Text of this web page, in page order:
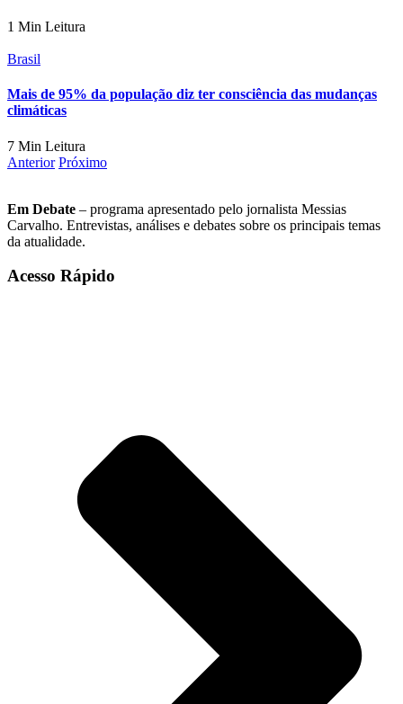
1 Min Leitura
Brasil
Mais de 95% da população diz ter consciência das mudanças
climáticas
7 Min Leitura
Anterior Próximo
Em Debate – programa apresentado pelo jornalista Messias
Carvalho. Entrevistas, análises e debates sobre os principais temas
da atualidade.
Acesso Rápido